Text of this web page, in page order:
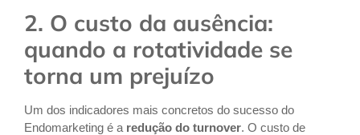
2. O custo da ausência:
quando a rotatividade se
torna um prejuízo
Um dos indicadores mais concretos do sucesso do
Endomarketing é a redução do turnover. O custo de